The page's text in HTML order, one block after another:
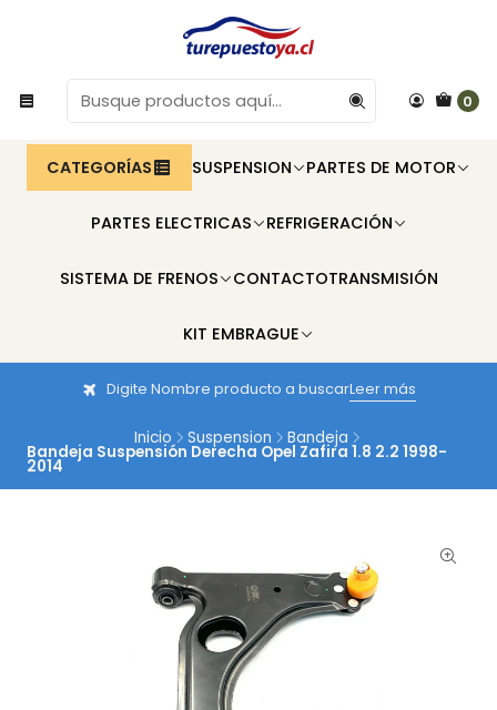
0
CATEGORÍAS SUSPENSION PARTES DE MOTOR
PARTES ELECTRICAS REFRIGERACIÓN
SISTEMA DE FRENOS CONTACTOTRANSMISIÓN
KIT EMBRAGUE
Digite Nombre producto a buscarLeer más
Inicio Suspension Bandeja
Bandeja Suspensión Derecha Opel Zafira 1.8 2.2 1998-
2014